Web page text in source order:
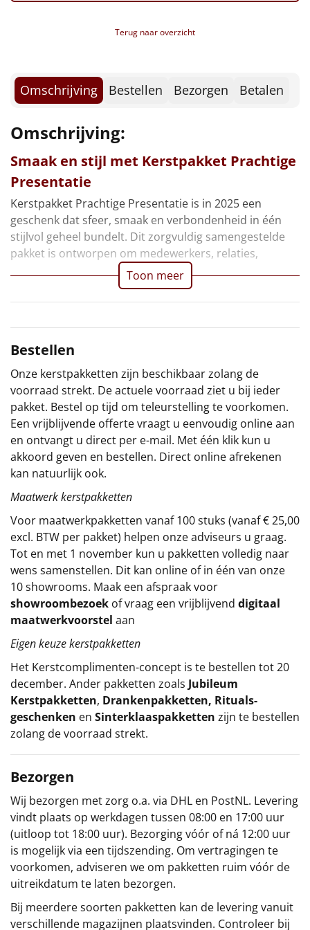
Borrelplank
NIEUW
Slowcooker
Noodradio NIEUW
Deken (fleece plaid)
Alle artikelen
Overige
Ideeën
Doe het zelf
Sinterklaaspakketten
Particulier
Kerstgeschenken 2026
Relatiegeschenken
Cadeaubon
Per stuk
Alle overige
IJsmix vanille, 125 gr
Old Amsterdam, 150 gr
cm
Terug naar overzicht
Omschrijving Bestellen Bezorgen Betalen
Omschrijving:
Smaak en stijl met Kerstpakket Prachtige
Presentatie
Kerstpakket Prachtige Presentatie is in 2025 een
geschenk dat sfeer, smaak en verbondenheid in één
stijlvol geheel bundelt. Dit zorgvuldig samengestelde
pakket is ontworpen om medewerkers, relaties,
Toon meer
Bestellen
Onze kerstpakketten zijn beschikbaar zolang de
voorraad strekt. De actuele voorraad ziet u bij ieder
pakket. Bestel op tijd om teleurstelling te voorkomen.
Een vrijblijvende offerte vraagt u eenvoudig online aan
en ontvangt u direct per e-mail. Met één klik kun u
akkoord geven en bestellen. Direct online afrekenen
kan natuurlijk ook.
Maatwerk kerstpakketten
Voor maatwerkpakketten vanaf 100 stuks (vanaf € 25,00
excl. BTW per pakket) helpen onze adviseurs u graag.
Tot en met 1 november kun u pakketten volledig naar
wens samenstellen. Dit kan online of in één van onze
10 showrooms. Maak een afspraak voor
showroombezoek of vraag een vrijblijvend digitaal
maatwerkvoorstel aan
Eigen keuze kerstpakketten
Het Kerstcomplimenten-concept is te bestellen tot 20
december. Ander pakketten zoals Jubileum
Kerstpakketten, Drankenpakketten, Rituals-
geschenken en Sinterklaaspakketten zijn te bestellen
zolang de voorraad strekt.
Bezorgen
Wij bezorgen met zorg o.a. via DHL en PostNL. Levering
vindt plaats op werkdagen tussen 08:00 en 17:00 uur
(uitloop tot 18:00 uur). Bezorging vóór of ná 12:00 uur
is mogelijk via een tijdszending. Om vertragingen te
voorkomen, adviseren we om pakketten ruim vóór de
uitreikdatum te laten bezorgen.
Bij meerdere soorten pakketten kan de levering vanuit
verschillende magazijnen plaatsvinden. Controleer bij